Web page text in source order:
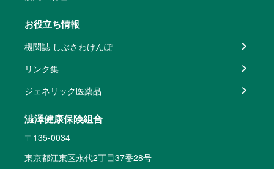
お役立ち情報
機関誌 しぶさわけんぽ
リンク集
ジェネリック医薬品
澁澤健康保険組合
〒135-0034
東京都江東区永代2丁目37番28号